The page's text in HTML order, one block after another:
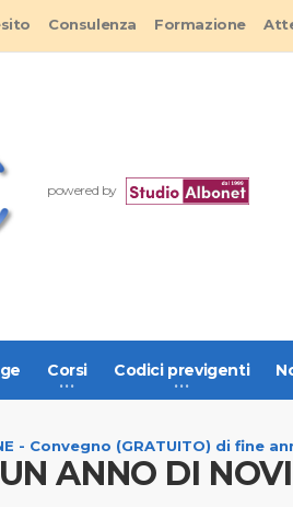
Consulenza Formazione
powered by
Corsi Codici previgenti
- Convegno (GRATUITO) di fine
ANNO DI